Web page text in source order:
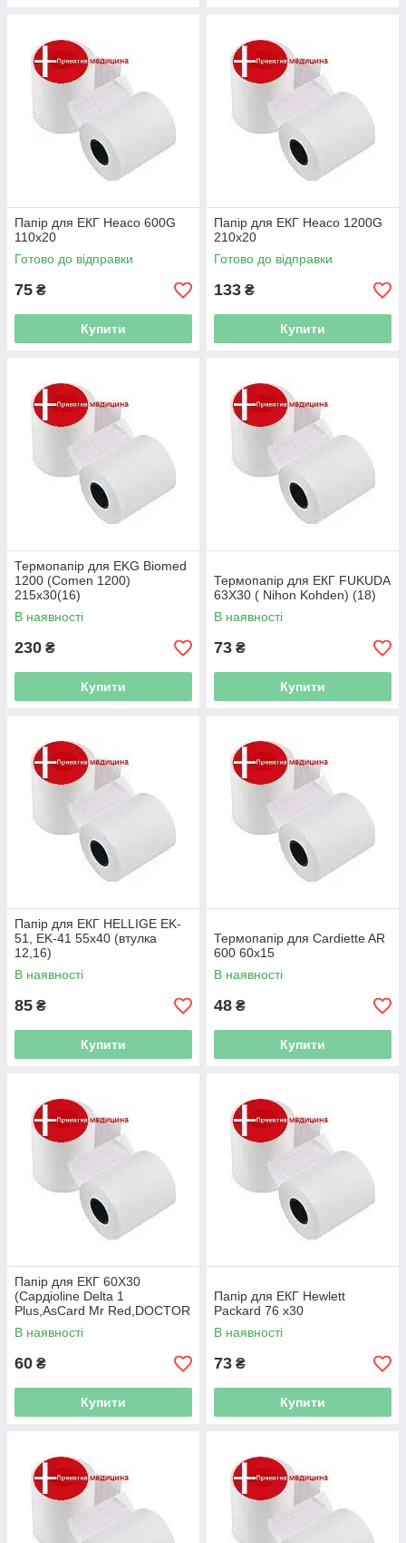
Папір для ЕКГ Heaco 600G
110x20
Готово до відправки
75 ₴
Купити
Папір для ЕКГ Heaco 1200G
210x20
Готово до відправки
133 ₴
Купити
Термопапір для EKG Biomed
1200 (Сomen 1200)
215x30(16)
В наявності
230 ₴
Купити
Термопапір для ЕКГ FUKUDA
63Х30 ( Nihon Kohden) (18)
В наявності
73 ₴
Купити
Папір для ЕКГ HELLIGE EK-
51, EK-41 55x40 (втулка
12,16)
В наявності
85 ₴
Купити
Термопапір для Cardiette AR
600 60x15
В наявності
48 ₴
Купити
Папір для ЕКГ 60Х30
(Сардioline Delta 1
Plus,AsCard Mr Red,DOCTOR
LE)
В наявності
60 ₴
Купити
Папір для ЕКГ Hewlett
Packard 76 x30
В наявності
73 ₴
Купити